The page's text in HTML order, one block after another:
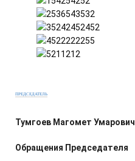
ПРЕДСЕДАТЕЛЬ
Тумгоев Магомет Умарович
Обращения Председателя